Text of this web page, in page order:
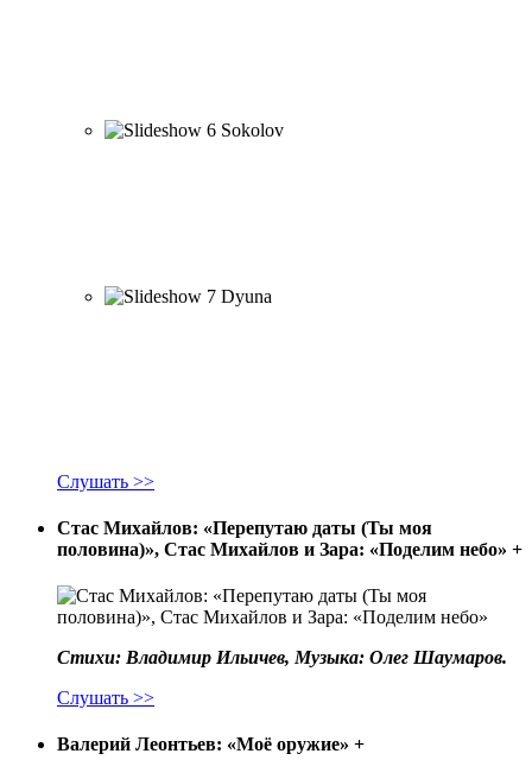
Слушать >>
Стас Михайлов: «Перепутаю даты (Ты моя
половина)», Стас Михайлов и Зара: «Поделим небо» +
Стихи: Владимир Ильичев, Музыка: Олег Шаумаров.
Слушать >>
Валерий Леонтьев: «Моё оружие» +